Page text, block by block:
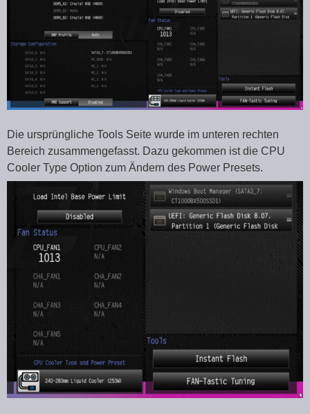
Die ursprüngliche Tools Seite wurde im unteren rechten
Bereich zusammengefasst. Dazu gekommen ist die CPU
Cooler Type Option zum Ändern des Power Presets.